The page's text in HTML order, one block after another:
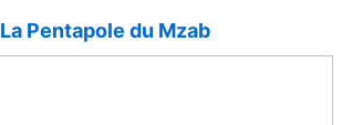
La Pentapole du Mzab